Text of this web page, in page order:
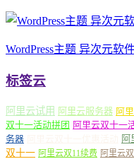
WordPress主题 异次元软
标签云
阿里云试用 阿里云服务器 阿
双十一活动拼团 阿里云双十一
务器
阿
双十一 阿里云双11续费 阿里云